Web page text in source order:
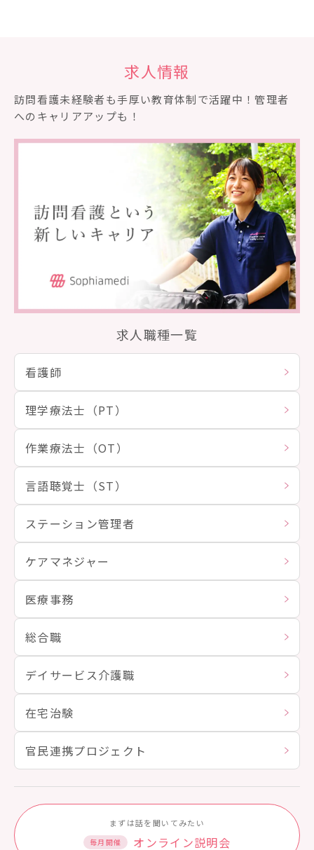
求人情報
訪問看護未経験者も⼿厚い教育体制で活躍中！管理者
へのキャリアアップも！
求人職種一覧
看護師
理学療法士（PT）
作業療法士（OT）
言語聴覚士（ST）
ステーション管理者
ケアマネジャー
医療事務
総合職
デイサービス介護職
在宅治験
官民連携プロジェクト
まずは話を聞いてみたい
毎月開催 オンライン説明会